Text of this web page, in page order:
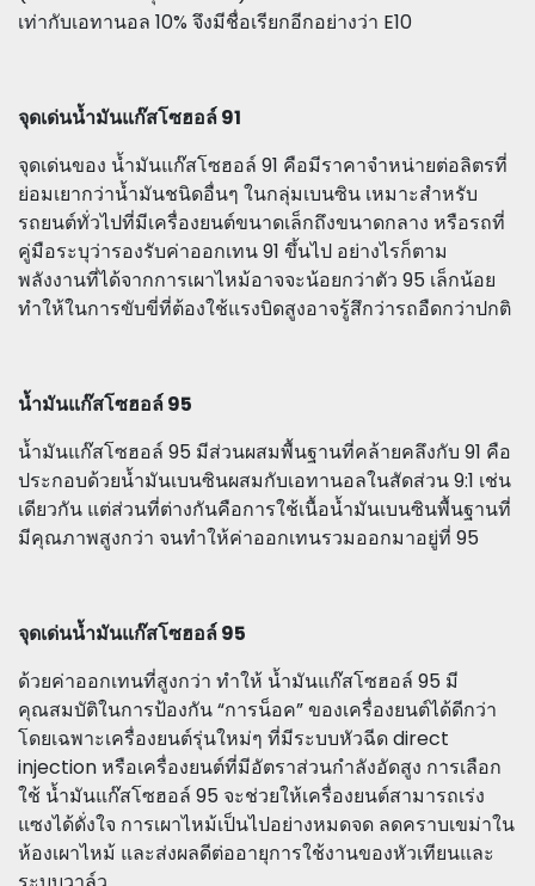
เท่ากับเอทานอล 10% จึงมีชื่อเรียกอีกอย่างว่า E10
จุดเด่นน้ำมันแก๊สโซฮอล์ 91
จุดเด่นของ น้ำมันแก๊สโซฮอล์ 91 คือมีราคาจำหน่ายต่อลิตรที่
ย่อมเยากว่าน้ำมันชนิดอื่นๆ ในกลุ่มเบนซิน เหมาะสำหรับ
รถยนต์ทั่วไปที่มีเครื่องยนต์ขนาดเล็กถึงขนาดกลาง หรือรถที่
คู่มือระบุว่ารองรับค่าออกเทน 91 ขึ้นไป อย่างไรก็ตาม
พลังงานที่ได้จากการเผาไหม้อาจจะน้อยกว่าตัว 95 เล็กน้อย
ทำให้ในการขับขี่ที่ต้องใช้แรงบิดสูงอาจรู้สึกว่ารถอืดกว่าปกติ
น้ำมันแก๊สโซฮอล์ 95
น้ำมันแก๊สโซฮอล์ 95 มีส่วนผสมพื้นฐานที่คล้ายคลึงกับ 91 คือ
ประกอบด้วยน้ำมันเบนซินผสมกับเอทานอลในสัดส่วน 9:1 เช่น
เดียวกัน แต่ส่วนที่ต่างกันคือการใช้เนื้อน้ำมันเบนซินพื้นฐานที่
มีคุณภาพสูงกว่า จนทำให้ค่าออกเทนรวมออกมาอยู่ที่ 95
จุดเด่นน้ำมันแก๊สโซฮอล์ 95
ด้วยค่าออกเทนที่สูงกว่า ทำให้ น้ำมันแก๊สโซฮอล์ 95 มี
คุณสมบัติในการป้องกัน “การน็อค” ของเครื่องยนต์ได้ดีกว่า
โดยเฉพาะเครื่องยนต์รุ่นใหม่ๆ ที่มีระบบหัวฉีด direct
injection หรือเครื่องยนต์ที่มีอัตราส่วนกำลังอัดสูง การเลือก
ใช้ น้ำมันแก๊สโซฮอล์ 95 จะช่วยให้เครื่องยนต์สามารถเร่ง
แซงได้ดั่งใจ การเผาไหม้เป็นไปอย่างหมดจด ลดคราบเขม่าใน
ห้องเผาไหม้ และส่งผลดีต่ออายุการใช้งานของหัวเทียนและ